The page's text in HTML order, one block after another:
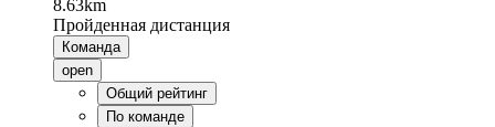
8.63km
Пройденная дистанция
Команда
open
Общий рейтинг
По команде